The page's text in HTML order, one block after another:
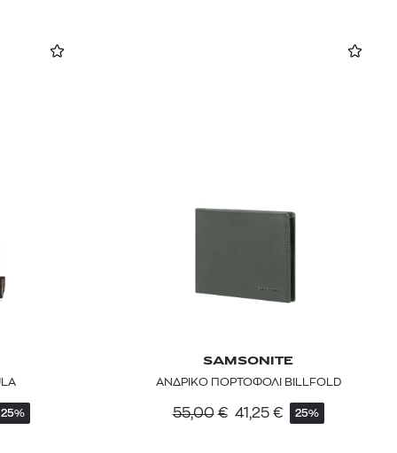
25%
SAMSONITE
ΑΝΔΡΙΚΟ ΠΟΡΤΟΦΟΛΙ BILLFOLD
55,00 € 41,25 € 25%